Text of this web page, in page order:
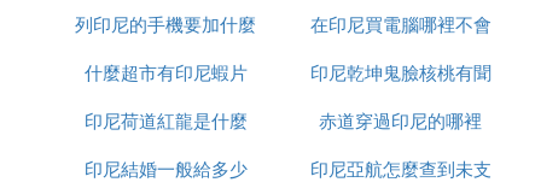
天
人民幣
列印尼的手機要加什麼
在印尼買電腦哪裡不會
受騙
什麼超市有印尼蝦片
印尼乾坤鬼臉核桃有聞
怎麼處理
印尼荷道紅龍是什麼
赤道穿過印尼的哪裡
印尼結婚一般給多少
印尼亞航怎麼查到未支